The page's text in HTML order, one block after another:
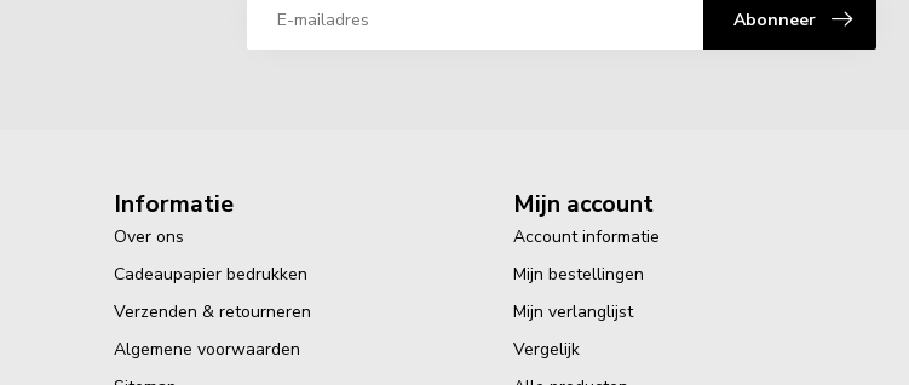
Abonneer
Informatie
Over ons
Cadeaupapier bedrukken
Verzenden & retourneren
Algemene voorwaarden
Mijn account
Account informatie
Mijn bestellingen
Mijn verlanglijst
Vergelijk